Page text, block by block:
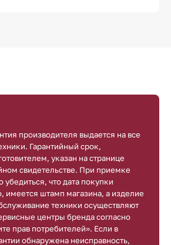
производителя выдается на все
Гарантийный срок,
указан на странице
свидетельстве. При приемке
убедиться, что дата покупки
имеется штамп магазина, а изделие
техники осуществляют
центры бренда согласно
прав потребителей». Если в
обнаружена неисправность,